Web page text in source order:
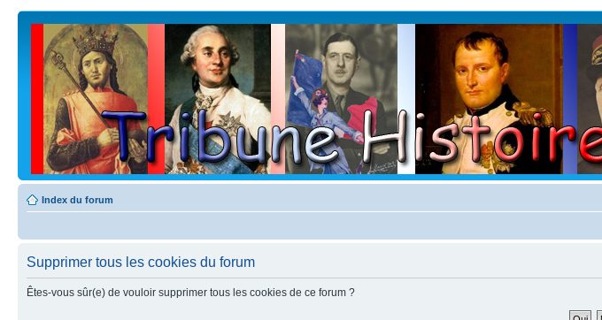
Index du forum
Supprimer tous les cookies du forum
Êtes-vous sûr(e) de vouloir supprimer tous les cookies de ce forum ?